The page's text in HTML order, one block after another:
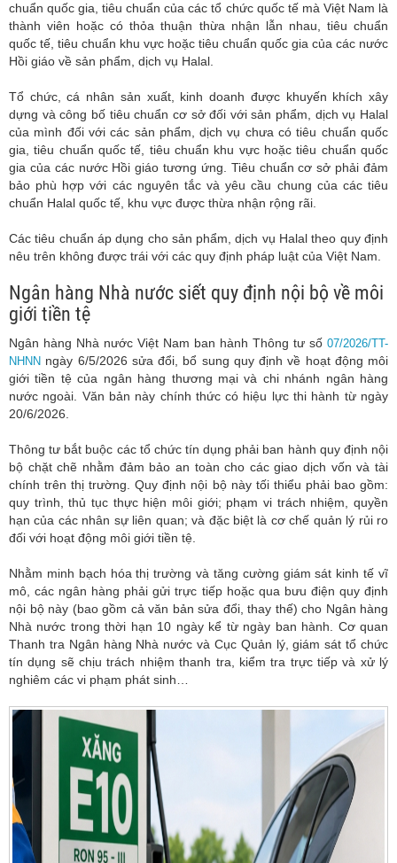
chuẩn quốc gia, tiêu chuẩn của các tổ chức quốc tế mà Việt Nam là
thành viên hoặc có thỏa thuận thừa nhận lẫn nhau, tiêu chuẩn
quốc tế, tiêu chuẩn khu vực hoặc tiêu chuẩn quốc gia của các nước
Hồi giáo về sản phẩm, dịch vụ Halal.
Tổ chức, cá nhân sản xuất, kinh doanh được khuyến khích xây
dựng và công bố tiêu chuẩn cơ sở đối với sản phẩm, dịch vụ Halal
của mình đối với các sản phẩm, dịch vụ chưa có tiêu chuẩn quốc
gia, tiêu chuẩn quốc tế, tiêu chuẩn khu vực hoặc tiêu chuẩn quốc
gia của các nước Hồi giáo tương ứng. Tiêu chuẩn cơ sở phải đảm
bảo phù hợp với các nguyên tắc và yêu cầu chung của các tiêu
chuẩn Halal quốc tế, khu vực được thừa nhận rộng rãi.
Các tiêu chuẩn áp dụng cho sản phẩm, dịch vụ Halal theo quy định
nêu trên không được trái với các quy định pháp luật của Việt Nam.
Ngân hàng Nhà nước siết quy định nội bộ về môi
giới tiền tệ
Ngân hàng Nhà nước Việt Nam ban hành Thông tư số 07/2026/TT-
NHNN ngày 6/5/2026 sửa đổi, bổ sung quy định về hoạt động môi
giới tiền tệ của ngân hàng thương mại và chi nhánh ngân hàng
nước ngoài. Văn bản này chính thức có hiệu lực thi hành từ ngày
20/6/2026.
Thông tư bắt buộc các tổ chức tín dụng phải ban hành quy định nội
bộ chặt chẽ nhằm đảm bảo an toàn cho các giao dịch vốn và tài
chính trên thị trường. Quy định nội bộ này tối thiểu phải bao gồm:
quy trình, thủ tục thực hiện môi giới; phạm vi trách nhiệm, quyền
hạn của các nhân sự liên quan; và đặc biệt là cơ chế quản lý rủi ro
đối với hoạt động môi giới tiền tệ.
Nhằm minh bạch hóa thị trường và tăng cường giám sát kinh tế vĩ
mô, các ngân hàng phải gửi trực tiếp hoặc qua bưu điện quy định
nội bộ này (bao gồm cả văn bản sửa đổi, thay thế) cho Ngân hàng
Nhà nước trong thời hạn 10 ngày kể từ ngày ban hành. Cơ quan
Thanh tra Ngân hàng Nhà nước và Cục Quản lý, giám sát tổ chức
tín dụng sẽ chịu trách nhiệm thanh tra, kiểm tra trực tiếp và xử lý
nghiêm các vi phạm phát sinh…